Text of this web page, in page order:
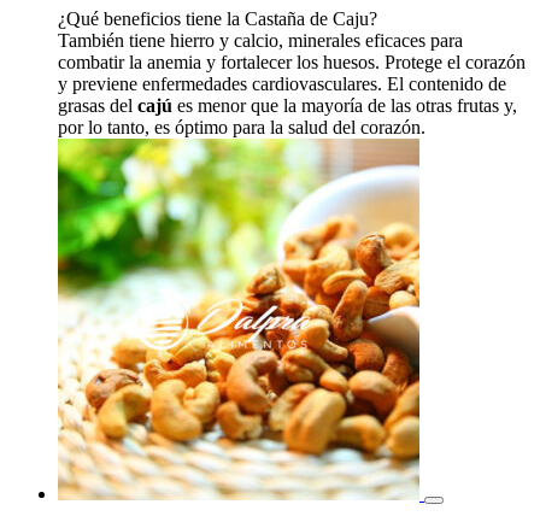
¿Qué beneficios tiene la Castaña de Caju?
También tiene hierro y calcio, minerales eficaces para
combatir la anemia y fortalecer los huesos. Protege el corazón
y previene enfermedades cardiovasculares. El contenido de
grasas del cajú es menor que la mayoría de las otras frutas y,
por lo tanto, es óptimo para la salud del corazón.